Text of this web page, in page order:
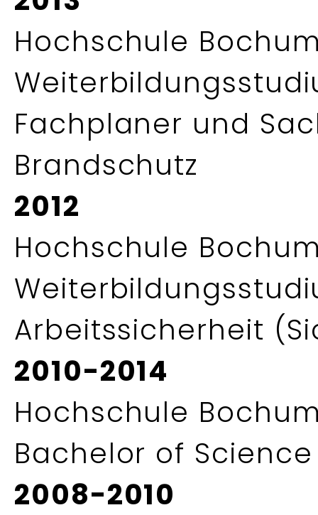
Hochschule
Fachplaner und
Brandschutz
2012
Hochschule
Arbeitssicherheit
2010-2014
Hochschule
Bachelor of Science
2008-2010